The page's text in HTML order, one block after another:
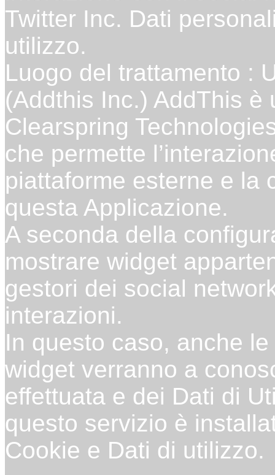
Twitter Inc. Dati
utilizzo.
Luogo del trattamento :
(Addthis Inc.) AddThis è
Clearspring
che permette
piattaforme esterne e la
questa Applicazione.
A seconda della
mostrare widget
gestori dei social
interazioni.
In questo caso, anche
widget verranno a
effettuata e dei Dati di
questo servizio è
Cookie e Dati di utilizzo.